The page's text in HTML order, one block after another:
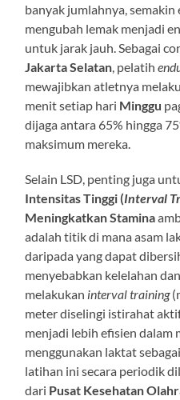
banyak jumlahnya,
mengubah lemak menjadi
untuk jarak jauh. Sebagai
Jakarta Selatan , pelatih
mewajibkan atletnya
menit setiap hari Minggu
dijaga antara 65% hingga
maksimum mereka.
Selain LSD, penting juga
Intensitas Tinggi (Interval
Meningkatkan Stamina
adalah titik di mana asam
daripada yang dapat
menyebabkan kelelahan
melakukan interval training
meter diselingi istirahat
menjadi lebih efisien dalam
menggunakan laktat
latihan ini secara periodik
dari Pusat Kesehatan